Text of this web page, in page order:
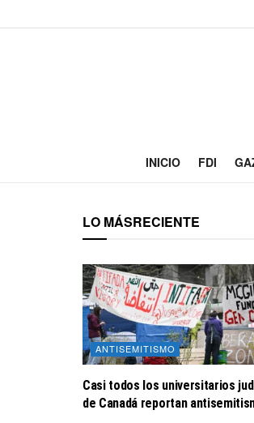
INICIO FDI
LO MÁSRECIENTE
ANTISEMITISMO
Casi todos los universitarios
de Canadá reportan